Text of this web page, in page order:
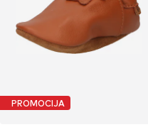
PROMOCIJA